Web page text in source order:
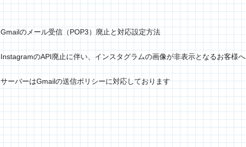
Gmailのメール受信（POP3）廃止と対応設定方法
InstagramのAPI廃止に伴い、インスタグラムの画像が非表示となるお客様へ
サーバーはGmailの送信ポリシーに対応しております